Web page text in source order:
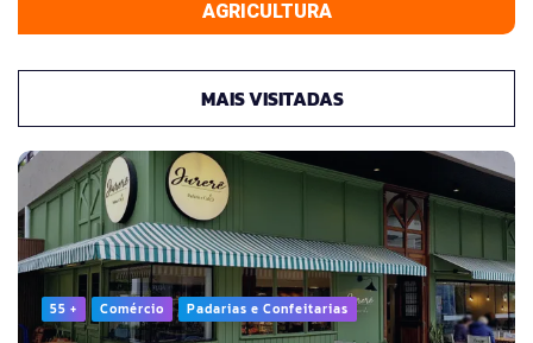
AGRICULTURA
MAIS VISITADAS
55 + Comércio Padarias e Confeitarias